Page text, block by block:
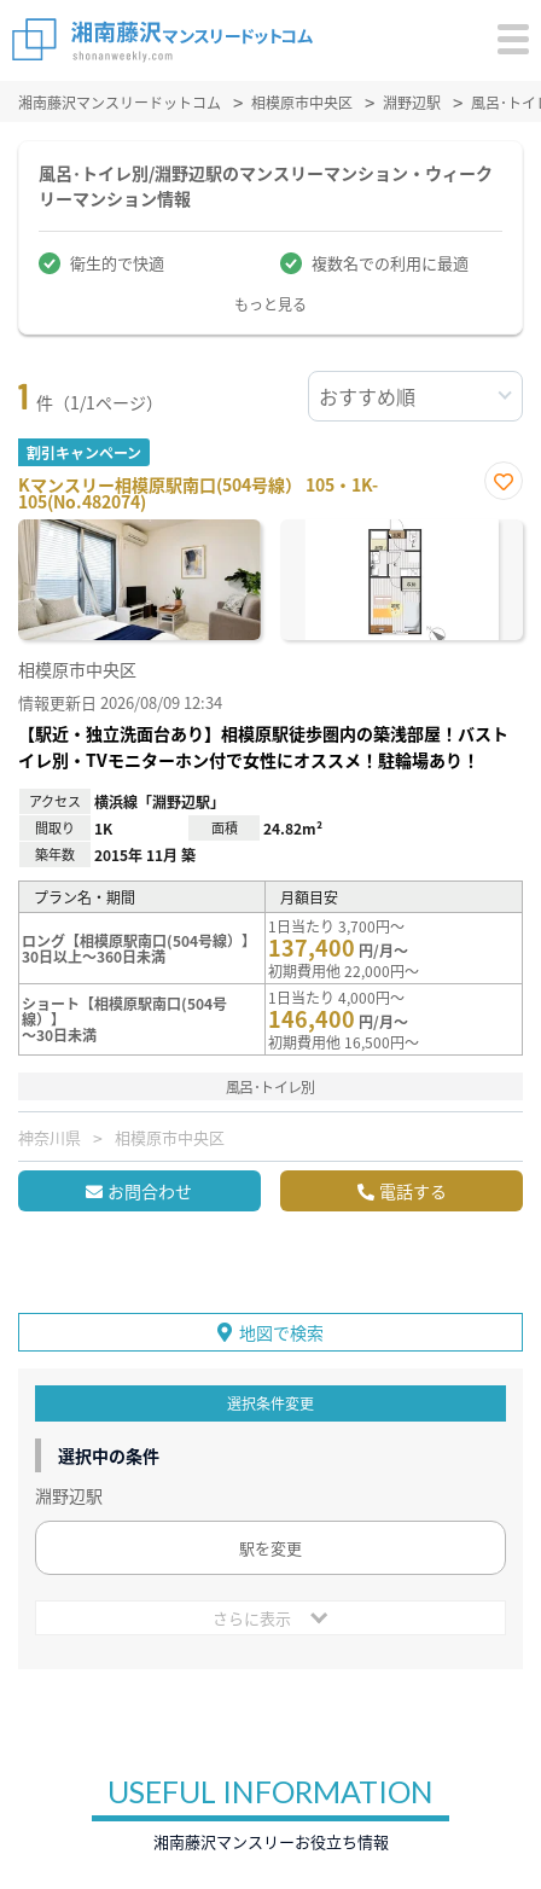
湘南藤沢マンスリードットコム 相模原市中央区 淵野辺駅 風呂･ト
風呂･トイレ別/淵野辺駅のマンスリーマンション・ウィーク
リーマンション情報
衛生的で快適 複数名での利用に最適
もっと見る
1 件（1/1ページ）
割引キャンペーン
Kマンスリー相模原駅南口(504号線） 105・1K-
105(No.482074)
に入
相模原市中央区
情報更新日 2026/08/09 12:34
【駅近・独立洗面台あり】相模原駅徒歩圏内の築浅部屋！バスト
イレ別・TVモニターホン付で女性にオススメ！駐輪場あり！
アクセス 横浜線「淵野辺駅」
間取り 1K 面積 24.82m²
築年数 2015年 11月 築
プラン名・期間 月額目安
ロング【相模原駅南口(504号線）】
30日以上～360日未満
1日当たり 3,700円～
137,400 円/月～
初期費用他 22,000円～
ショート【相模原駅南口(504号
線）】
～30日未満
1日当たり 4,000円～
146,400 円/月～
初期費用他 16,500円～
風呂･トイレ別
神奈川県 相模原市中央区
お問合わせ 電話する
地図で検索
選択条件変更
選択中の条件
淵野辺駅
駅を変更
さらに表示
USEFUL INFORMATION
湘南藤沢マンスリーお役立ち情報